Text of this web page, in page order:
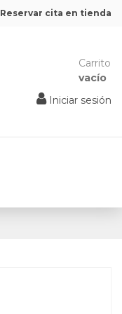
Reservar cita en tienda
Carrito
vacío
Iniciar sesión